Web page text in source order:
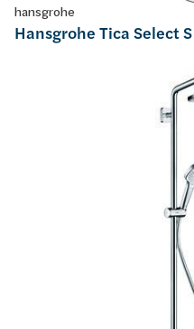
hansgrohe
Hansgrohe Tica Select